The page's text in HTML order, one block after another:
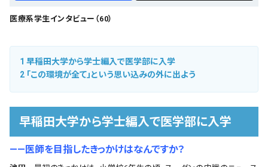
医療系学生インタビュー（60）
1 早稲田大学から学士編入で医学部に入学
2 「この環境が全て」という思い込みの外に出よう
早稲田大学から学士編入で医学部に入学
――医師を目指したきっかけはなんですか？